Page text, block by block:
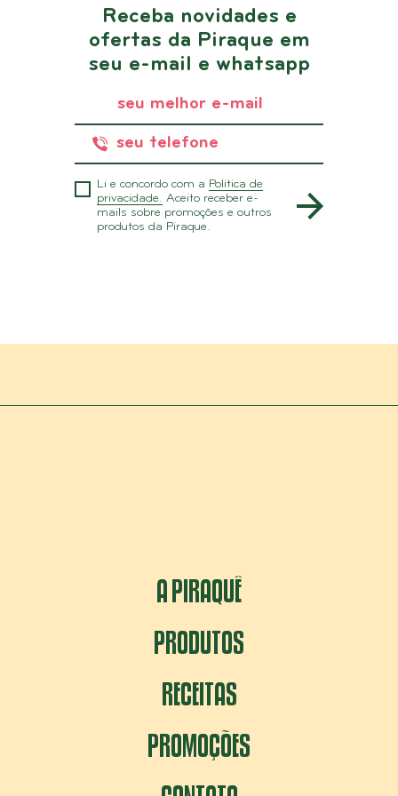
Receba novidades e
ofertas da Piraque em
seu e-mail e whatsapp
Li e concordo com a Politica de
privacidade. Aceito receber e-
mails sobre promoções e outros
produtos da Piraque.
A PIRAQUÊ
PRODUTOS
RECEITAS
PROMOÇÕES